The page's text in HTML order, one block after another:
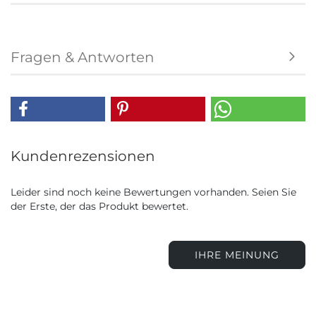
Fragen & Antworten
Kundenrezensionen
Leider sind noch keine Bewertungen vorhanden. Seien Sie
der Erste, der das Produkt bewertet.
IHRE MEINUNG